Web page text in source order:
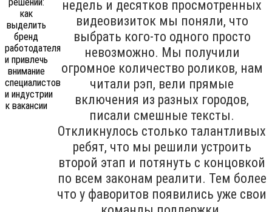
недель и десятков просмотренных
видеовизиток мы поняли, что
выбрать кого-то одного просто
невозможно. Мы получили
огромное количество роликов, нам
читали рэп, вели прямые
включения из разных городов,
писали смешные тексты.
Откликнулось столько талантливых
ребят, что мы решили устроить
второй этап и потянуть с концовкой
по всем законам реалити. Тем более
что у фаворитов появились уже свои